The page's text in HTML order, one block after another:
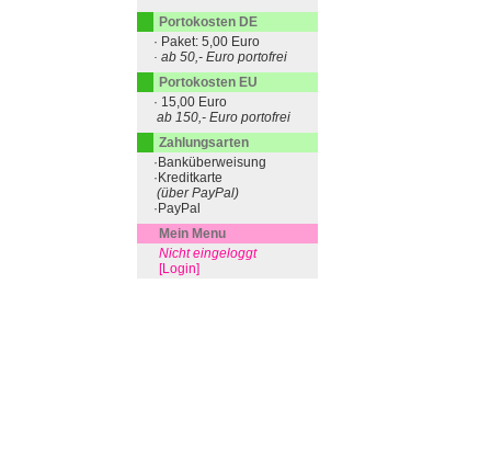
Portokosten DE
· Paket: 5,00 Euro
· ab 50,- Euro portofrei
Portokosten EU
· 15,00 Euro
ab 150,- Euro portofrei
Zahlungsarten
·Banküberweisung
·Kreditkarte
(über PayPal)
·PayPal
Mein Menu
Nicht eingeloggt
[Login]